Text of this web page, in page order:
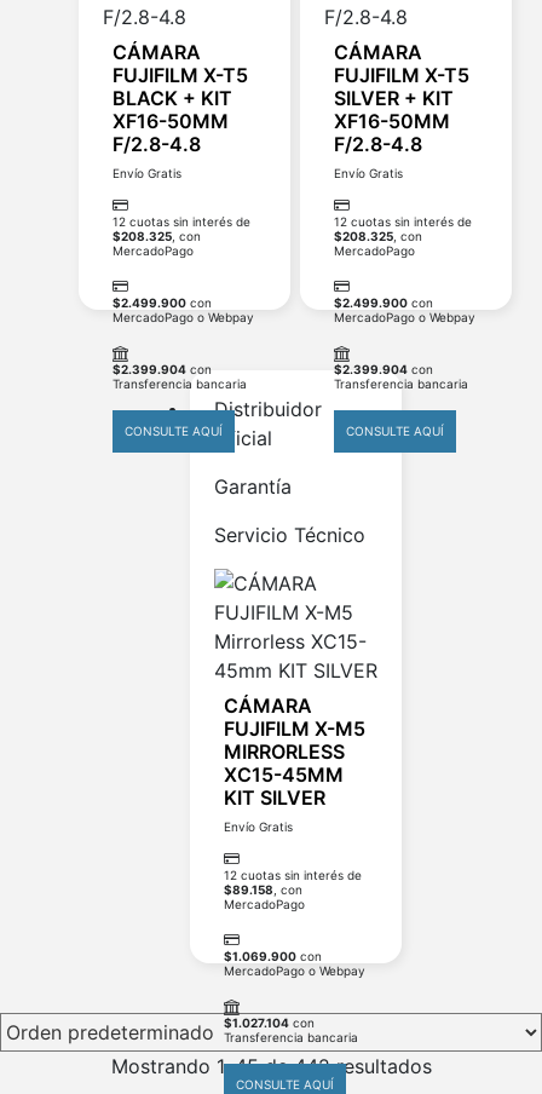
CÁMARA
FUJIFILM X-T5
BLACK + KIT
XF16-50MM
F/2.8-4.8
Envío Gratis
12 cuotas sin interés de
$208.325 , con
MercadoPago
$2.499.900 con
MercadoPago o Webpay
$2.399.904 con
Transferencia bancaria
CONSULTE AQUÍ
CÁMARA
FUJIFILM X-T5
SILVER + KIT
XF16-50MM
F/2.8-4.8
Envío Gratis
12 cuotas sin interés de
$208.325 , con
MercadoPago
$2.499.900 con
MercadoPago o Webpay
$2.399.904 con
Transferencia bancaria
CONSULTE AQUÍ
Distribuidor
Oficial
Garantía
Servicio Técnico
CÁMARA
FUJIFILM X-M5
MIRRORLESS
XC15-45MM
KIT SILVER
Envío Gratis
12 cuotas sin interés de
$89.158 , con
MercadoPago
$1.069.900con
MercadoPago o Webpay
$1.027.104con
Transferencia bancaria
CONSULTE AQUÍ
Mostrando 1–45 de 442 resultados